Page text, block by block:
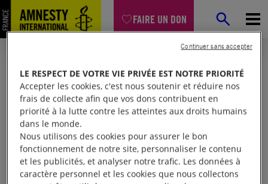
FAIRE UN DON
Mon espace
LE RESPECT DE VOTRE VIE PRIVÉE EST NOTRE PRIORITÉ
Accepter les cookies, c'est nous soutenir et réduire nos
frais de collecte afin que vos dons contribuent en
priorité à la lutte contre les atteintes aux droits humains
dans le monde.
Nous utilisons des cookies pour assurer le bon
fonctionnement de notre site, personnaliser le contenu
et les publicités, et analyser notre trafic. Les données à
caractère personnel et les cookies que nous collectons
Continuer sans accepter